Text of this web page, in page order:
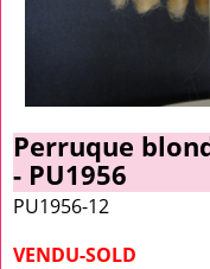
Perruque
- PU1956
PU1956-12
VENDU-SOLD